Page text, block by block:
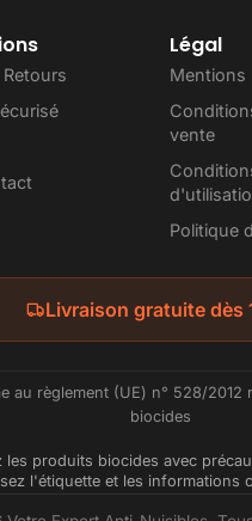
Légal
Mentions
vente
Politique
Livraison gratuite dès
au règlement (UE) n° 528/2012
biocides
les produits biocides avec
l'étiquette et les informations